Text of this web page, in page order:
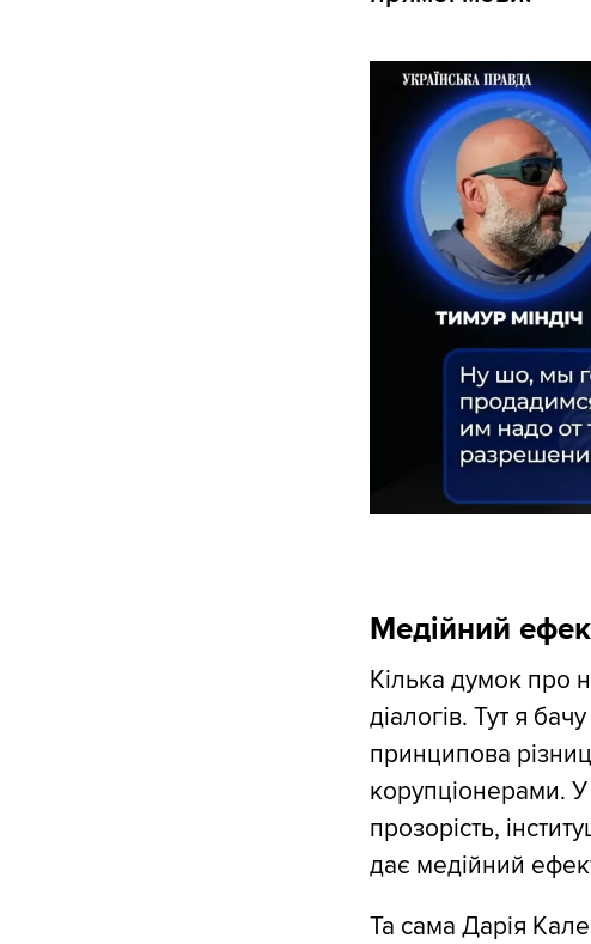
Медійний
Кілька думок про
діалогів. Тут я
принципова
корупціонерами.
прозорість,
дає медійний
Та сама Дарія